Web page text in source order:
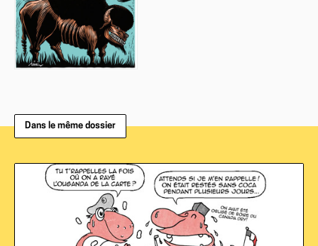
Dans le même dossier